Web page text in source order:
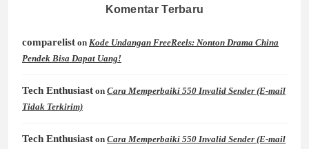
Komentar Terbaru
comparelist on Kode Undangan FreeReels: Nonton Drama China
Pendek Bisa Dapat Uang!
Tech Enthusiast on Cara Memperbaiki 550 Invalid Sender (E-mail
Tidak Terkirim)
Tech Enthusiast on Cara Memperbaiki 550 Invalid Sender (E-mail